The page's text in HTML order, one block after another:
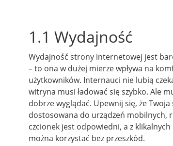
1.1 Wydajność
Wydajność strony internetowej jest
– to ona w dużej mierze wpływa na
użytkowników. Internauci nie lubią
witryna musi ładować się szybko. Ale
dobrze wyglądać. Upewnij się, że
dostosowana do urządzeń mobilnych,
czcionek jest odpowiedni, a z
można korzystać bez przeszkód.